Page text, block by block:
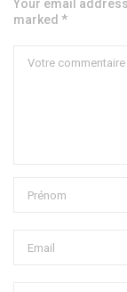
Your email
marked *